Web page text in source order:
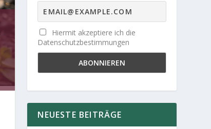
Hiermit akzeptiere ich die
Datenschutzbestimmungen
NEUESTE BEITRÄGE